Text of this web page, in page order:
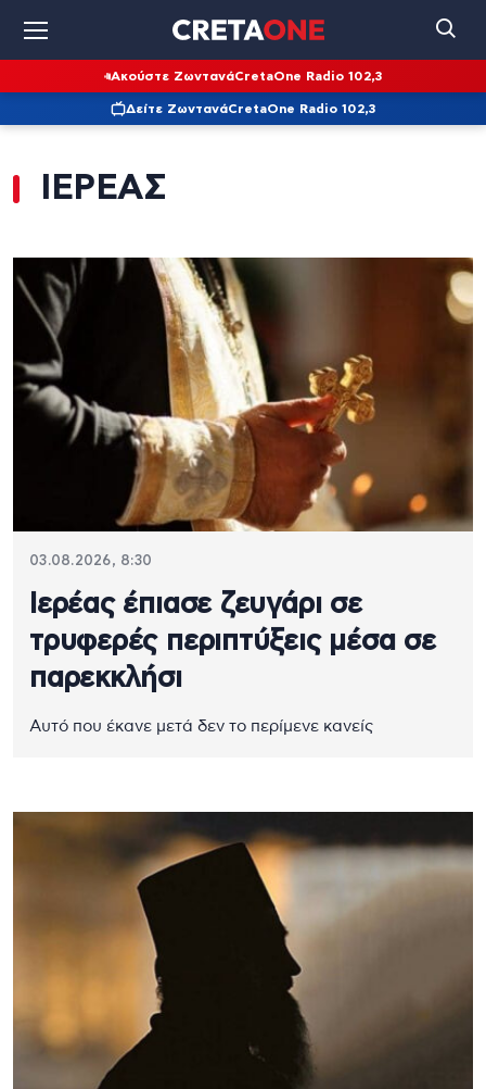
Ακούστε ΖωντανάCretaOne Radio 102,3
Δείτε ΖωντανάCretaOne Radio 102,3
ΙΕΡΕΑΣ
03.08.2026, 8:30
Ιερέας έπιασε ζευγάρι σε
τρυφερές περιπτύξεις μέσα σε
παρεκκλήσι
Αυτό που έκανε μετά δεν το περίμενε κανείς